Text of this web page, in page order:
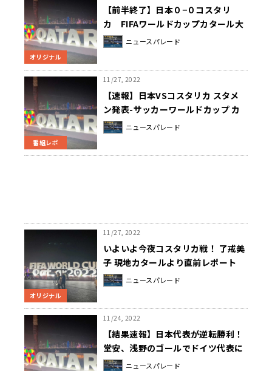
オリジナル
【前半終了】日本０−０コスタリ
カ FIFAワールドカップカタール大
会
ニュースパレード
番組レポ
11/27, 2022
【速報】日本VSコスタリカ スタメ
ン発表-サッカーワールドカップ カ
タール大会ニュースパレード
オリジナル
11/27, 2022
いよいよ今夜コスタリカ戦！ 了戒美
子 現地カタールより直前レポート
ニュースパレード
11/24, 2022
【結果速報】日本代表が逆転勝利！
堂安、浅野のゴールでドイツ代表に
勝利！ニュースパレード